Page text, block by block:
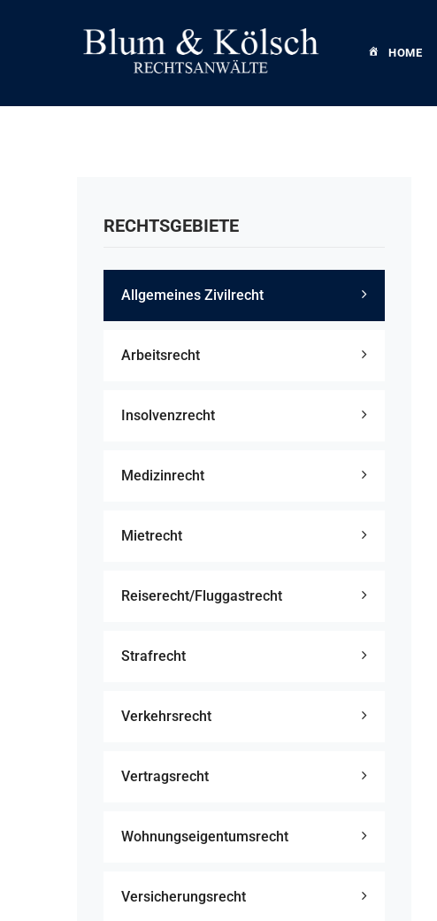
HOME
RECHTSGEBIETE
Allgemeines Zivilrecht
Arbeitsrecht
Insolvenzrecht
Medizinrecht
Mietrecht
Reiserecht/Fluggastrecht
Strafrecht
Verkehrsrecht
Vertragsrecht
Wohnungseigentumsrecht
Versicherungsrecht